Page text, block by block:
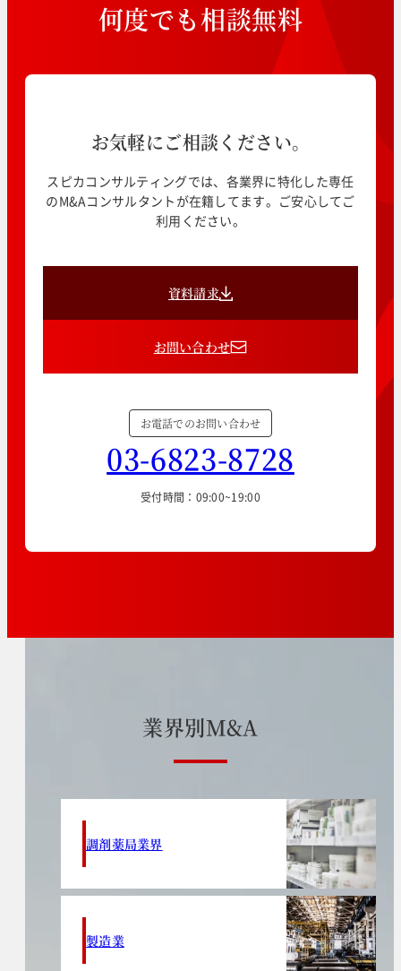
何度でも相談無料
お気軽にご相談ください。
スピカコンサルティングでは、各業界に特化した専任
のM&Aコンサルタントが在籍してます。ご安心してご
利用ください。
資料請求
お問い合わせ
お電話でのお問い合わせ
03-6823-8728
受付時間：09:00~19:00
業界別M&A
調剤薬局業界
製造業